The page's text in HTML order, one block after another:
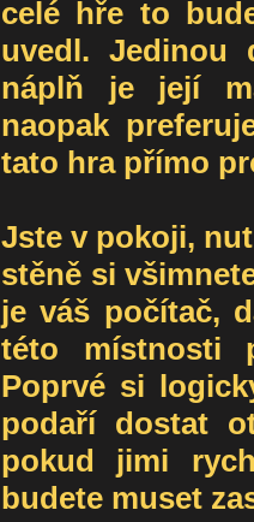
celé hře to
uvedl. Jedinou
náplň je její
naopak
tato hra přímo
Jste v pokoji,
stěně si
je váš počítač,
této místnosti
Poprvé si
podaří dostat
pokud jimi
budete muset